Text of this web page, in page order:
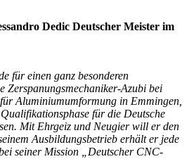
Dedic Deutscher Meister im
für einen ganz besonderen
Zerspanungsmechaniker-Azubi bei
Aluminiumumformung in Emmingen,
für die Deutsche
Mit Ehrgeiz und Neugier will er den
Ausbildungsbetrieb erhält er jede
seiner Mission „Deutscher CNC-